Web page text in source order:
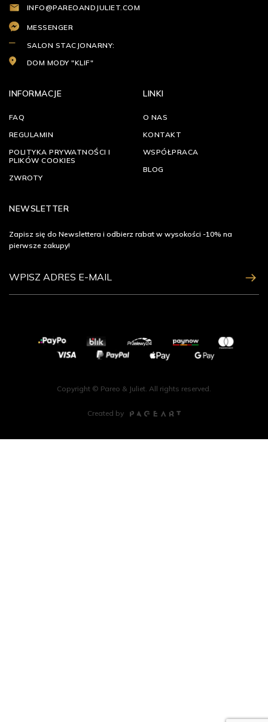
INFO@PAREOANDJULIET.COM
MESSENGER
SALON STACJONARNY:
DOM MODY "KLIF"
INFORMACJE
FAQ
REGULAMIN
POLITYKA PRYWATNOŚCI I
PLIKÓW COOKIES
ZWROTY
LINKI
O NAS
KONTAKT
WSPÓŁPRACA
BLOG
NEWSLETTER
Zapisz się do Newslettera i odbierz rabat w wysokości -10% na
pierwsze zakupy!
Copyright © Pareo & Juliet. All rights reserved.
Created by